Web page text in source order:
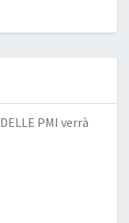
PMI verrà